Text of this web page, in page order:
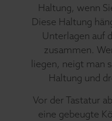
Haltung, wenn
Diese Haltung
Unterlagen auf
zusammen.
liegen, neigt man
Haltung und
Vor der Tastatur
eine gebeugte